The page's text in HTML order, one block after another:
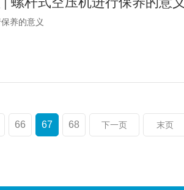
养的意义
66 67 68 下一页 末页